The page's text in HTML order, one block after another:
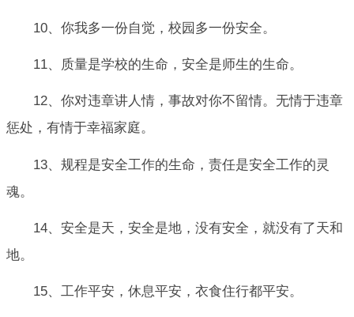
10、你我多一份自觉，校园多一份安全。
11、质量是学校的生命，安全是师生的生命。
12、你对违章讲人情，事故对你不留情。无情于违章
惩处，有情于幸福家庭。
13、规程是安全工作的生命，责任是安全工作的灵
魂。
14、安全是天，安全是地，没有安全，就没有了天和
地。
15、工作平安，休息平安，衣食住行都平安。